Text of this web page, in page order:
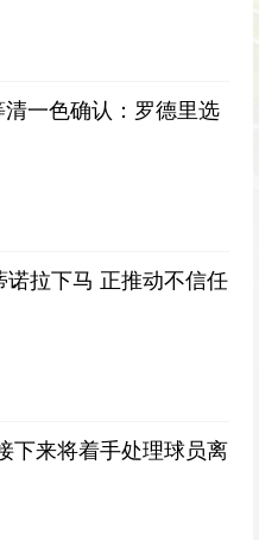
一色确认：罗德里选
拉下马 正推动不信任
下来将着手处理球员离